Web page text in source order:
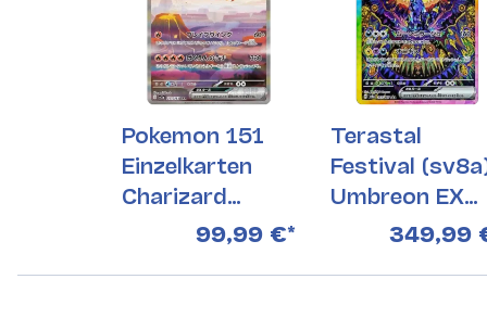
Pokemon 151
Einzelkarten
Charizard
Alternativ 201
99,99 €*
Terastal
Festival
Umbreon EX
217/187 SAR
349,99